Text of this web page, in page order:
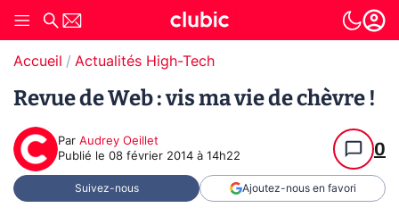
Accueil Actualités High-Tech
Revue de Web : vis ma vie de chèvre !
Par Audrey Oeillet
Publié le 08 février 2014 à 14h22 0
Suivez-nous Ajoutez-nous en favori